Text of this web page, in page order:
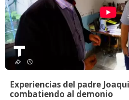
Experiencias del padre
combatiendo al demonio